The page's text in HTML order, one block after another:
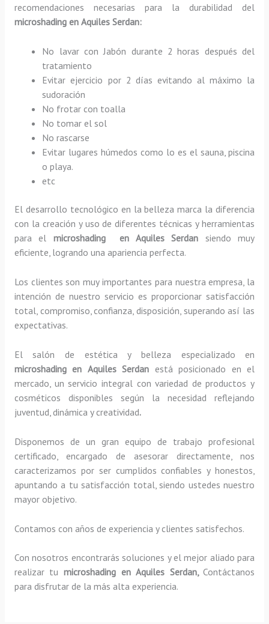
recomendaciones necesarias para la durabilidad del
microshading en Aquiles Serdan:
No lavar con Jabón durante 2 horas después del
tratamiento
Evitar ejercicio por 2 días evitando al máximo la
sudoración
No frotar con toalla
No tomar el sol
No rascarse
Evitar lugares húmedos como lo es el sauna, piscina
o playa.
etc
El desarrollo tecnológico en la belleza marca la diferencia
con la creación y uso de diferentes técnicas y herramientas
para el microshading en Aquiles Serdan siendo muy
eficiente, logrando una apariencia perfecta.
Los clientes son muy importantes para nuestra empresa, la
intención de nuestro servicio es proporcionar satisfacción
total, compromiso, confianza, disposición, superando así las
expectativas.
El salón de estética y belleza especializado en
microshading en Aquiles Serdan está posicionado en el
mercado, un servicio integral con variedad de productos y
cosméticos disponibles según la necesidad reflejando
juventud, dinámica y creatividad.
Disponemos de un gran equipo de trabajo profesional
certificado, encargado de asesorar directamente, nos
caracterizamos por ser cumplidos confiables y honestos,
apuntando a tu satisfacción total, siendo ustedes nuestro
mayor objetivo.
Contamos con años de experiencia y clientes satisfechos.
Con nosotros encontrarás soluciones y el mejor aliado para
realizar tu microshading en Aquiles Serdan,Contáctanos
para disfrutar de la más alta experiencia.